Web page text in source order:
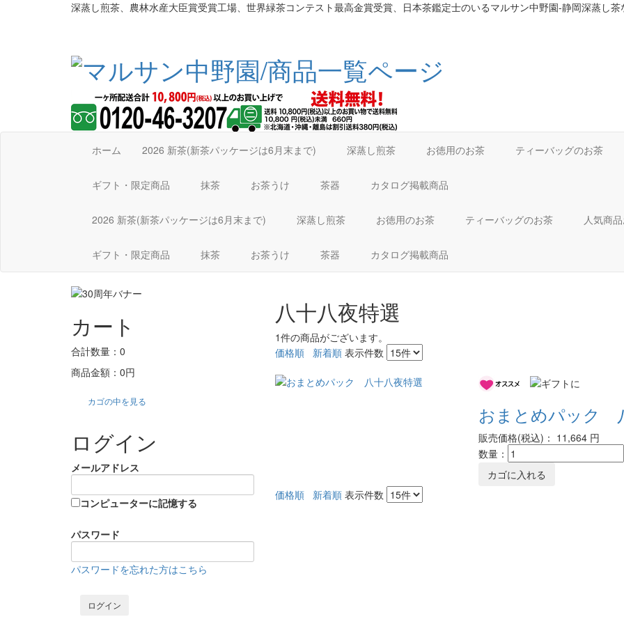
深蒸し煎茶、農林水産大臣賞受賞工場、世界緑茶コンテスト最高金賞受賞、日本茶鑑定士のいるマルサン中野園-静岡深蒸し
ホーム 2026 新茶(新茶パッケージは6月末まで) 深蒸し煎茶 お徳用のお茶 ティーバッグのお茶
ギフト・限定商品 抹茶 お茶うけ 茶器 カタログ掲載商品
2026 新茶(新茶パッケージは6月末まで) 深蒸し煎茶 お徳用のお茶 ティーバッグのお茶 人気商
ギフト・限定商品 抹茶 お茶うけ 茶器 カタログ掲載商品
八十八夜特選
1件の商品がございます。
価格順
新着順表示件数
おまとめパック
販売価格(税込)： 11,664円
数量：
価格順 新着順表示件数
カート
合計数量： 0
商品金額： 0円
カゴの中を見る
ログイン
メールアドレス
コンピューターに記憶する
パスワード
パスワードを忘れた方はこちら